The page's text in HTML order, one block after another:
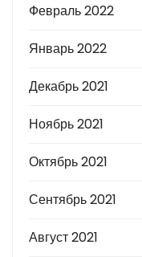
Февраль 2022
Январь 2022
Декабрь 2021
Ноябрь 2021
Октябрь 2021
Сентябрь 2021
Август 2021